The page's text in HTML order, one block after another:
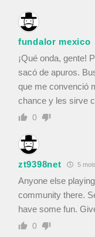
fundalor mexico
¡Qué onda, gente!
sacó de apuros.
que me convenció
chance y les sirve
0
zt9398net 5
Anyone else
community there.
have some fun.
0